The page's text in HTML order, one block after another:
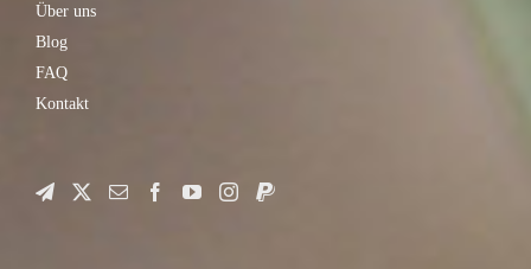
Über uns
Blog
FAQ
Kontakt